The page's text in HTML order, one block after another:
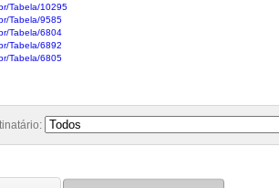
Tabela/10295
Tabela/9585
Tabela/6804
Tabela/6892
Tabela/6805